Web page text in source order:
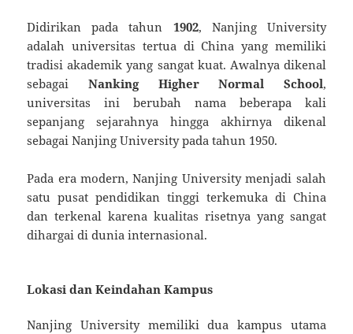
Didirikan pada tahun 1902, Nanjing University
adalah universitas tertua di China yang memiliki
tradisi akademik yang sangat kuat. Awalnya dikenal
sebagai Nanking Higher Normal School,
universitas ini berubah nama beberapa kali
sepanjang sejarahnya hingga akhirnya dikenal
sebagai Nanjing University pada tahun 1950.
Pada era modern, Nanjing University menjadi salah
satu pusat pendidikan tinggi terkemuka di China
dan terkenal karena kualitas risetnya yang sangat
dihargai di dunia internasional.
Lokasi dan Keindahan Kampus
Nanjing University memiliki dua kampus utama